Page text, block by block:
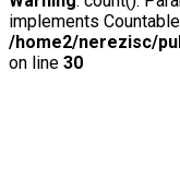
implements
/home2/nerezisc/
on line 30